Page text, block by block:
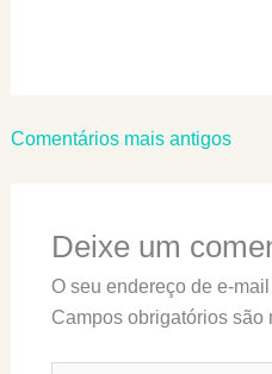
Comentários
Comentários mais antigos
Deixe um
O seu endereço de e-
Campos obrigatórios são